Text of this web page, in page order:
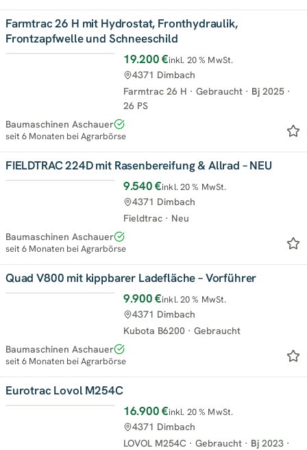
Farmtrac 26 H mit Hydrostat, Fronthydraulik,
Frontzapfwelle und Schneeschild
19.200 €inkl. 20 % MwSt.
Farmtrac 26 H · Gebraucht · Bj 2025 ·
26 PS
4371 Dimbach
Baumaschinen Aschauer
seit 6 Monaten bei Agrarbörse
FIELDTRAC 224D mit Rasenbereifung & Allrad – NEU
9.540 €inkl. 20 % MwSt.
Fieldtrac · Neu
4371 Dimbach
Baumaschinen Aschauer
seit 6 Monaten bei Agrarbörse
Quad V800 mit kippbarer Ladefläche – Vorführer
9.900 €inkl. 20 % MwSt.
Kubota B6200 · Gebraucht
4371 Dimbach
Baumaschinen Aschauer
seit 6 Monaten bei Agrarbörse
Eurotrac Lovol M254C
16.900 €inkl. 20 % MwSt.
LOVOL M254C · Gebraucht · Bj 2023 ·
4371 Dimbach